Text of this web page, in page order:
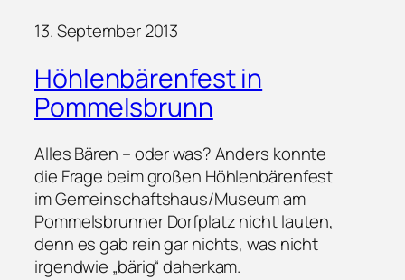
13. September 2013
Höhlenbärenfest in
Pommelsbrunn
Alles Bären – oder was? Anders konnte
die Frage beim großen Höhlenbärenfest
im Gemeinschaftshaus/Museum am
Pommelsbrunner Dorfplatz nicht lauten,
denn es gab rein gar nichts, was nicht
irgendwie „bärig“ daherkam.